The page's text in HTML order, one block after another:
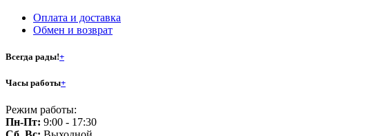
Оплата и доставка
Обмен и возврат
Всегда рады!+
Часы работы+
Режим работы:
Пн-Пт: 9:00 - 17:30